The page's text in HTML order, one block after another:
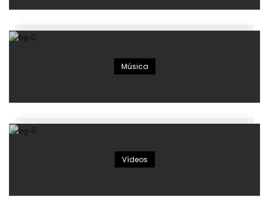
Música
Vídeos